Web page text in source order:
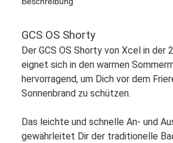
GCS OS Shorty
Der GCS OS Shorty von Xcel in der
eignet sich in den warmen
hervorragend, um Dich vor dem
Sonnenbrand zu schützen.
Das leichte und schnelle An- und
gewährleitet Dir der traditionelle